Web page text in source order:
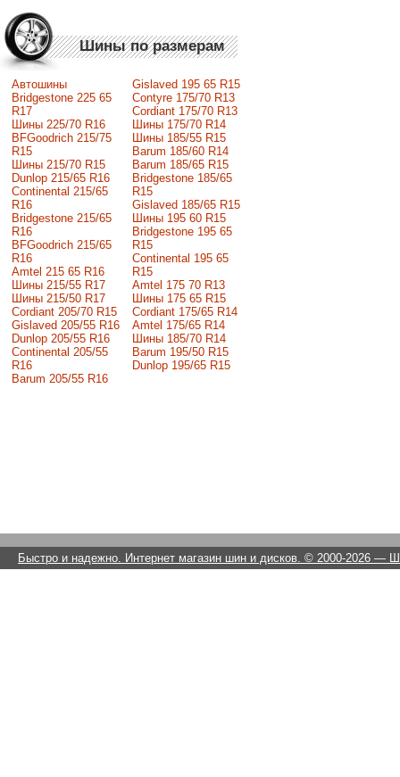
Шины по размерам
Автошины
Bridgestone 225 65
R17
Шины 225/70 R16
BFGoodrich 215/75
R15
Шины 215/70 R15
Dunlop 215/65 R16
Continental 215/65
R16
Bridgestone 215/65
R16
BFGoodrich 215/65
R16
Amtel 215 65 R16
Шины 215/55 R17
Шины 215/50 R17
Сordiant 205/70 R15
Gislaved 205/55 R16
Dunlop 205/55 R16
Continental 205/55
R16
Barum 205/55 R16
Gislaved 195 65 R15
Contyre 175/70 R13
Cordiant 175/70 R13
Шины 175/70 R14
Шины 185/55 R15
Barum 185/60 R14
Barum 185/65 R15
Bridgestone 185/65
R15
Gislaved 185/65 R15
Шины 195 60 R15
Bridgestone 195 65
R15
Continental 195 65
R15
Amtel 175 70 R13
Шины 175 65 R15
Cordiant 175/65 R14
Amtel 175/65 R14
Шины 185/70 R14
Barum 195/50 R15
Dunlop 195/65 R15
Быстро и надежно. Интернет магазин шин и дисков. © 2000-2026 —